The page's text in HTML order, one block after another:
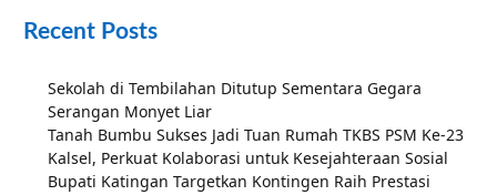
Recent Posts
Sekolah di Tembilahan Ditutup Sementara Gegara
Serangan Monyet Liar
Tanah Bumbu Sukses Jadi Tuan Rumah TKBS PSM Ke-23
Kalsel, Perkuat Kolaborasi untuk Kesejahteraan Sosial
Bupati Katingan Targetkan Kontingen Raih Prestasi